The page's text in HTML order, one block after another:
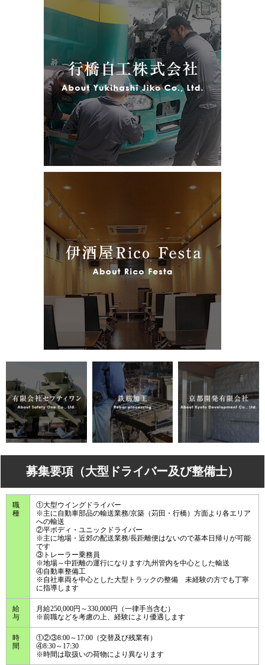
募集要項（大型ドライバー及び整備士）
職
種
①大型ウイングドライバー
※主に自動車部品の輸送業務/京築（苅田・行橋）方面より各エリア
への輸送
②平ボディ・ユニックドライバー
※主に地場・近郊の配送業務/長距離便はないので基本日帰りが可能
です
③トレーラー乗務員
※地場～中距離の運行になります/九州管内を中心とした輸送
④自動車整備工
※自社車両を中心とした大型トラックの整備 未経験の方でも丁寧
に指導します
給
与
月給250,000円～330,000円（一律手当含む）
※前職などを考慮の上、経験により優遇します
時
間
①②③8:00～17:00（交替及び残業有）
④8:30～17:30
※時間は取扱いの荷物により異なります